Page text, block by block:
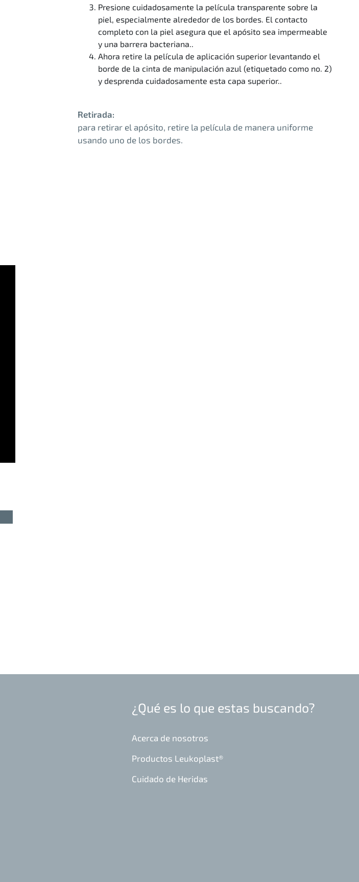
Presione cuidadosamente la película transparente sobre la
piel, especialmente alrededor de los bordes. El contacto
completo con la piel asegura que el apósito sea impermeable
y una barrera bacteriana..
Ahora retire la película de aplicación superior levantando el
borde de la cinta de manipulación azul (etiquetado como no. 2)
y desprenda cuidadosamente esta capa superior..
Retirada:
para retirar el apósito, retire la película de manera uniforme
usando uno de los bordes.
¿Qué es lo que estas buscando?
Acerca de nosotros
Productos Leukoplast®
Cuidado de Heridas